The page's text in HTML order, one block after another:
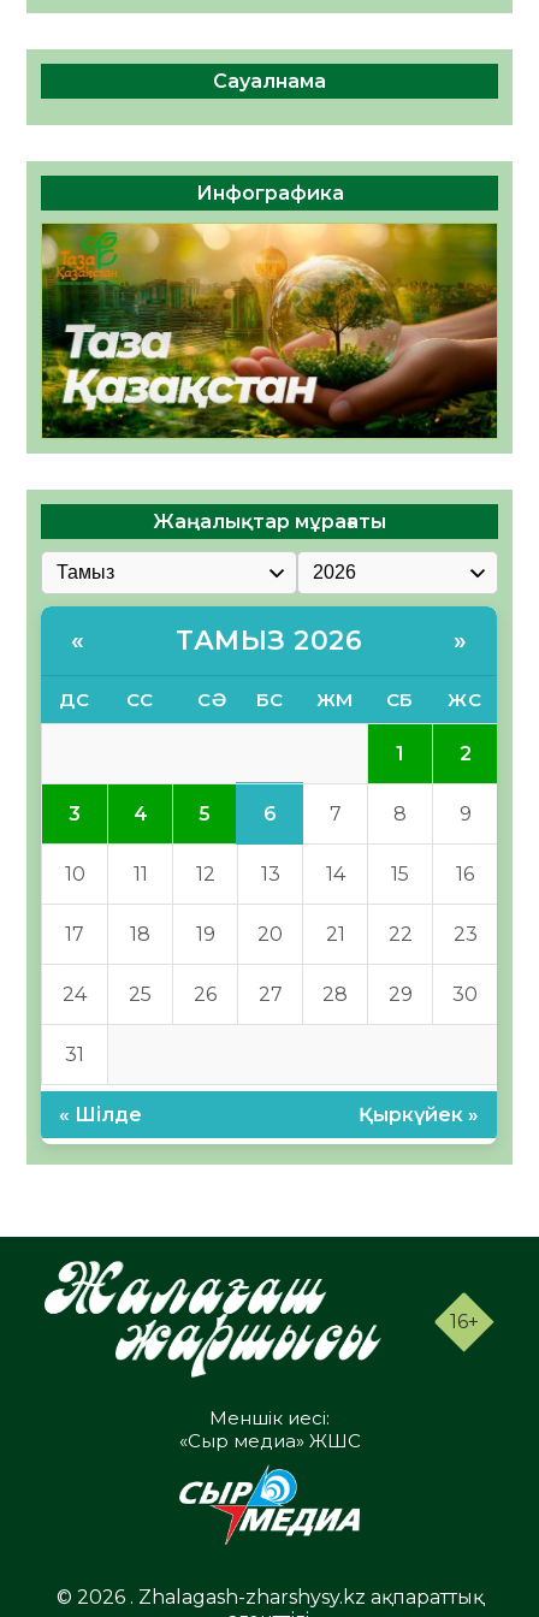
Сауалнама
Инфографика
Жаңалықтар мұрағаты
« ТАМЫЗ 2026 »
ДС СС СӘ БС ЖМ СБ ЖС
1 2
3 4 5 6 7 8 9
10 11 12 13 14 15 16
17 18 19 20 21 22 23
24 25 26 27 28 29 30
31
« Шілде Қыркүйек »
16+
Меншік иесі:
«Сыр медиа» ЖШС
© 2026 . Zhalagash-zharshysy.kz ақпараттық